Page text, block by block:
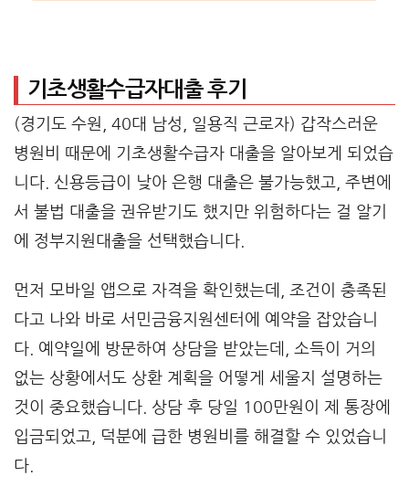
기초생활수급자대출 후기
(경기도 수원, 40대 남성, 일용직 근로자) 갑작스러운
병원비 때문에 기초생활수급자 대출을 알아보게 되었습
니다. 신용등급이 낮아 은행 대출은 불가능했고, 주변에
서 불법 대출을 권유받기도 했지만 위험하다는 걸 알기
에 정부지원대출을 선택했습니다.
먼저 모바일 앱으로 자격을 확인했는데, 조건이 충족된
다고 나와 바로 서민금융지원센터에 예약을 잡았습니
다. 예약일에 방문하여 상담을 받았는데, 소득이 거의
없는 상황에서도 상환 계획을 어떻게 세울지 설명하는
것이 중요했습니다. 상담 후 당일 100만원이 제 통장에
입금되었고, 덕분에 급한 병원비를 해결할 수 있었습니
다.